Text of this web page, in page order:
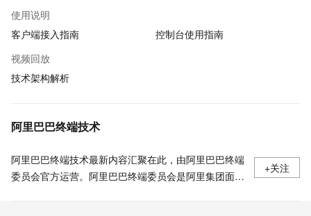
使用说明
客户端接入指南
控制台使用指南
视频回放
技术架构解析
阿里巴巴终端技术
阿里巴巴终端技术最新内容汇聚在此，由阿里巴巴终端
委员会官方运营。阿里巴巴终端委员会是阿里集团面向
+关注